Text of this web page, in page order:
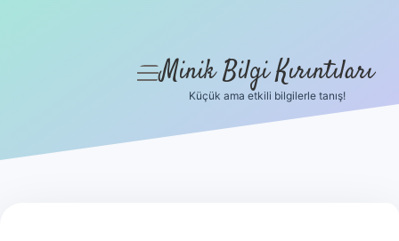
menüyü
Minik Bilgi Kırıntıları
Küçük ama etkili bilgilerle tanış!